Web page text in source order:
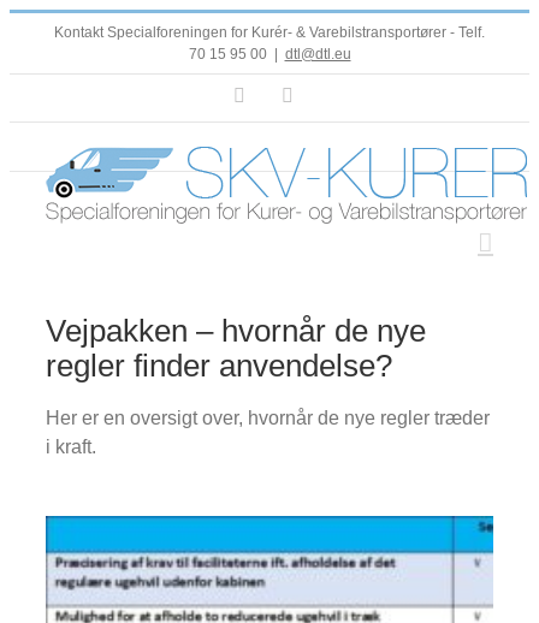
Kontakt Specialforeningen for Kurér- & Varebilstransportører - Telf.
70 15 95 00
dtl@dtl.eu
Facebook
Vejpakken – hvornår de nye
regler finder anvendelse?
Her er en oversigt over, hvornår de nye regler træder
i kraft.